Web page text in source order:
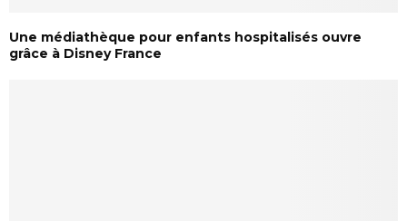
Une médiathèque pour enfants hospitalisés ouvre
grâce à Disney France